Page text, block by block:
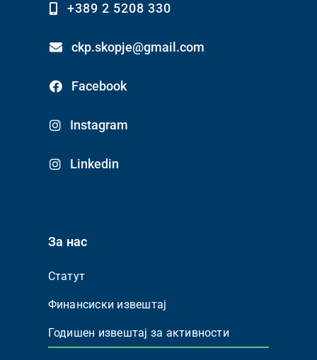
+389 2 5208 330
ckp.skopje@gmail.com
Facebook
Instagram
Linkedin
За нас
Статут
Финансиски извештај
Годишен извештај за активности